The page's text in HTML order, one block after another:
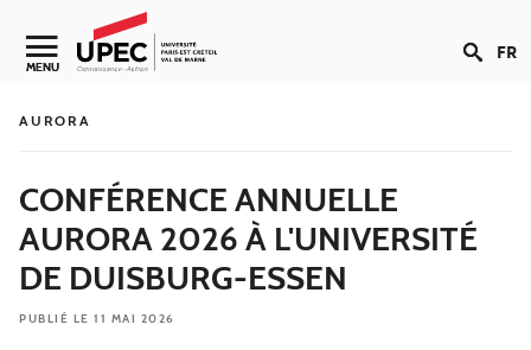
Aller au contenu
Navigation secondaire
MENU FR
AURORA
CONFÉRENCE ANNUELLE
AURORA 2026 À L'UNIVERSITÉ
DE DUISBURG-ESSEN
PUBLIÉ LE 11 MAI 2026